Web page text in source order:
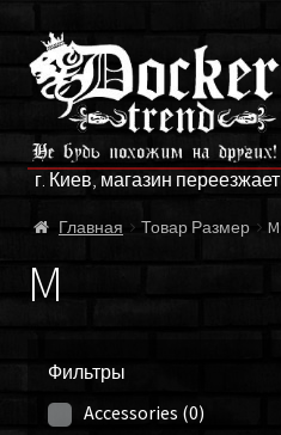
Перейти
к
навигации
Перейти
к
содержимому
г. Киев, магазин переезжает
ГЛАВНАЯ
МАГАЗИН
О НАС
Главная Товар Размер M
M
Фильтры
Accessories (0)